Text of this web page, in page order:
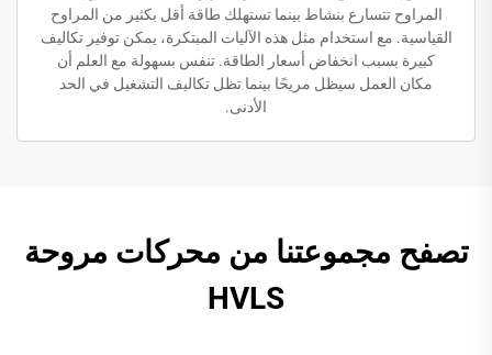
المراوح تتسارع بنشاط بينما تستهلك طاقة أقل بكثير من المراوح
القياسية. مع استخدام مثل هذه الآليات المبتكرة، يمكن توفير تكاليف
كبيرة بسبب انخفاض أسعار الطاقة. تنفس بسهولة مع العلم أن
مكان العمل سيظل مريحًا بينما تظل تكاليف التشغيل في الحد
الأدنى.
تصفح مجموعتنا من محركات مروحة
HVLS